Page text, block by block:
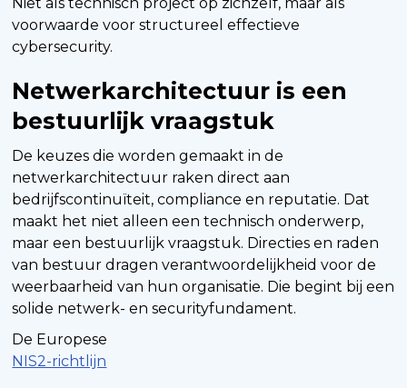
Niet als technisch project op zichzelf, maar als
voorwaarde voor structureel effectieve
cybersecurity.
Netwerkarchitectuur is een
bestuurlijk vraagstuk
De keuzes die worden gemaakt in de
netwerkarchitectuur raken direct aan
bedrijfscontinuïteit, compliance en reputatie. Dat
maakt het niet alleen een technisch onderwerp,
maar een bestuurlijk vraagstuk. Directies en raden
van bestuur dragen verantwoordelijkheid voor de
weerbaarheid van hun organisatie. Die begint bij een
solide netwerk- en securityfundament.
De Europese
NIS2-richtlijn